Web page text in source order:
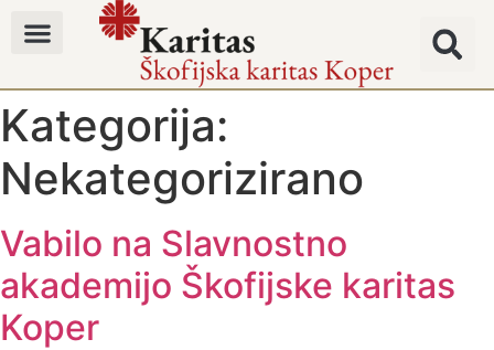
Kategorija:
Nekategorizirano
Vabilo na Slavnostno
akademijo Škofijske karitas
Koper